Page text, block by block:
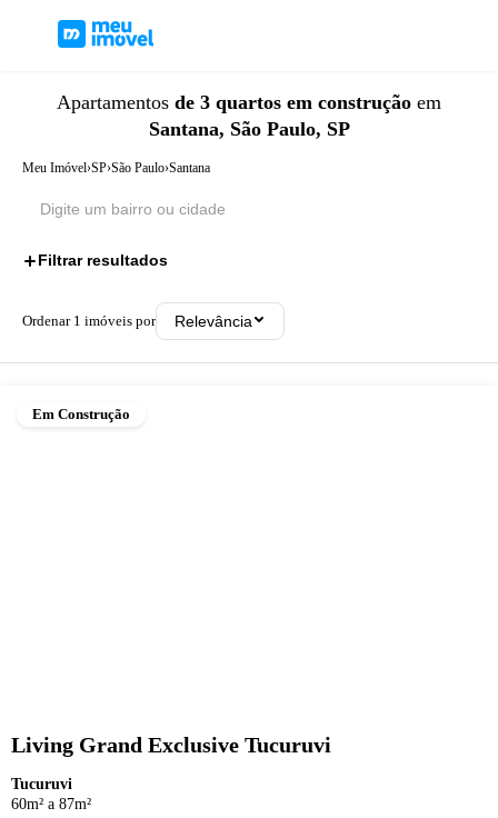
Apartamentos de 3 quartos em construção em
Santana, São Paulo, SP
Meu Imóvel›SP›São Paulo›Santana
Filtrar resultados
Ordenar 1 imóveis por Relevância
Em Construção
Living Grand Exclusive Tucuruvi
Tucuruvi
60m² a 87m²